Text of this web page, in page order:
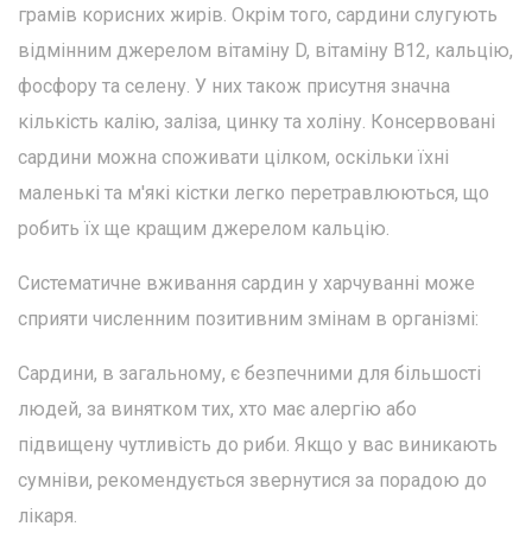
грамів корисних жирів. Окрім того, сардини слугують
відмінним джерелом вітаміну D, вітаміну B12, кальцію,
фосфору та селену. У них також присутня значна
кількість калію, заліза, цинку та холіну. Консервовані
сардини можна споживати цілком, оскільки їхні
маленькі та м'які кістки легко перетравлюються, що
робить їх ще кращим джерелом кальцію.
Систематичне вживання сардин у харчуванні може
сприяти численним позитивним змінам в організмі:
Сардини, в загальному, є безпечними для більшості
людей, за винятком тих, хто має алергію або
підвищену чутливість до риби. Якщо у вас виникають
сумніви, рекомендується звернутися за порадою до
лікаря.